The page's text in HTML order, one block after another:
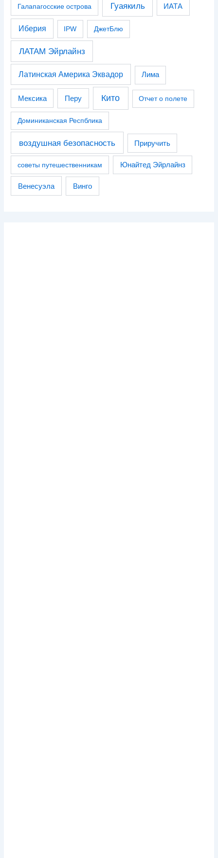
Галапагосские острова Гуаякиль ИАТА
Иберия IPW ДжетБлю
ЛАТАМ Эйрлайнз
Латинская Америка Эквадор Лима
Мексика Перу Кито Отчет о полете
Доминиканская Респблика
воздушная безопасность Приручить
советы путешественникам Юнайтед Эйрлайнз
Венесуэла Винго